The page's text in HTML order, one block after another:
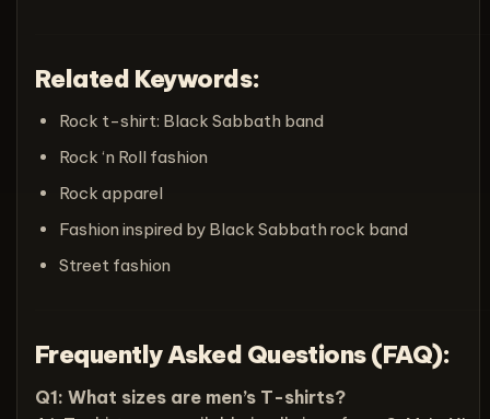
Related Keywords:
Rock t-shirt: Black Sabbath band
Rock ‘n Roll fashion
Rock apparel
Fashion inspired by Black Sabbath rock band
Street fashion
Frequently Asked Questions (FAQ):
Q1: What sizes are men’s T-shirts?